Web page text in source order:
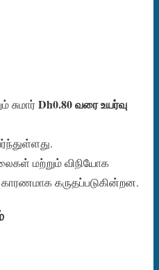
சுமார்Dh0.80 வரை உயர்வு
மற்றும் விநியோக
கருதப்படுகின்றன.